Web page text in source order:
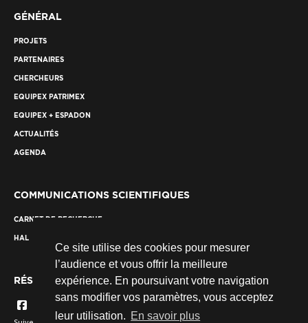
Ce site utilise des cookies pour mesurer
l’audience et vous offrir la meilleure
expérience. En poursuivant votre navigation
sans modifier vos paramètres, vous acceptez
leur utilisation. En savoir plus
GÉNÉRAL
PROJETS
PARTENAIRES
CHERCHEURS
EQUIPEX PATRIMEX
EQUIPEX + ESPADON
ACTUALITÉS
AGENDA
COMMUNICATIONS SCIENTIFIQUES
CARNET DE RECHERCHE
HAL
RÉSEAUX SOCIAUX